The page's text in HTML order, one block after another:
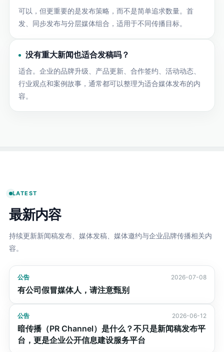
可以，但更重要的是发布策略，而不是简单追求数量。首
发、同步发布与分层媒体组合，适用于不同传播目标。
没有重大新闻也适合发稿吗？
适合。企业的品牌升级、产品更新、合作签约、活动动态、
行业观点和案例故事，通常都可以整理为适合媒体发布的内
容。
LATEST
最新内容
持续更新新闻稿发布、媒体发稿、媒体邀约与企业品牌传播相关内
容。
公告 2026-07-08
有公司假冒媒体人，请注意甄别
公告 2026-06-12
暗传播（PR Channel）是什么？不只是新闻稿发布平
台，更是企业公开信息建设服务平台